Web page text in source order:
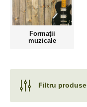
Formații
muzicale
Filtru produse